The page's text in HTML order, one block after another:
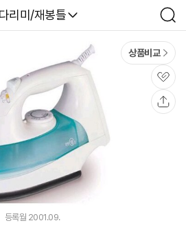
다나와
다리미/재봉틀
검
색
상품비교
관
심
등록월 2001.09.